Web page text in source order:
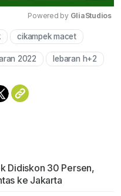
Mute
Powered by GliaStudios
cikampek macet
2022 lebaran h+2
Didiskon 30 Persen,
ke Jakarta